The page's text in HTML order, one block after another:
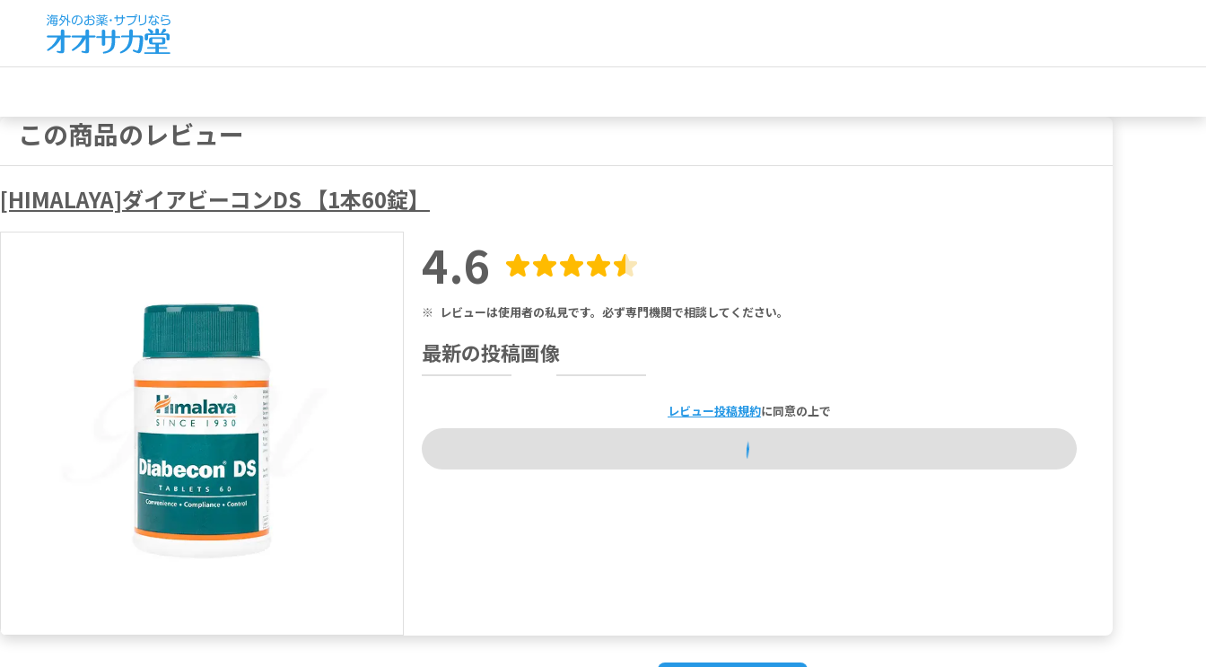
この商品のレビュー
[HIMALAYA]ダイアビーコンDS 【1本60錠】
4.6
※ レビューは使用者の私見です。必ず専門機関で相談してください。
最新の投稿画像
レビュー投稿規約に同意の上で